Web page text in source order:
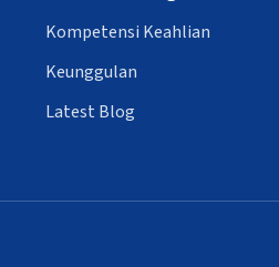
Kompetensi Keahlian
Keunggulan
Latest Blog